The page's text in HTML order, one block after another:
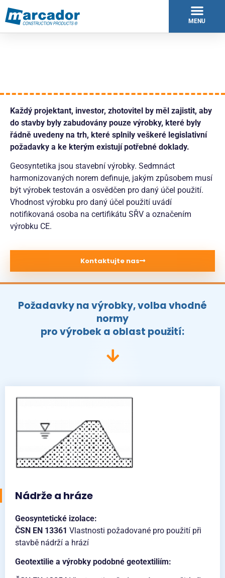
MENU
Každý projektant, investor, zhotovitel by měl zajistit, aby
do stavby byly zabudovány pouze výrobky, které byly
řádně uvedeny na trh, které splnily veškeré legislativní
požadavky a ke kterým existují potřebné doklady.
Geosyntetika jsou stavební výrobky. Sedmnáct
harmonizovaných norem definuje, jakým způsobem musí
být výrobek testován a osvědčen pro daný účel použití.
Vhodnost výrobku pro daný účel použití uvádí
notifikovaná osoba na certifikátu SŘV a označením
výrobku CE.
Kontaktujte nas
Požadavky na výrobky, volba vhodné
normy
pro výrobek a oblast použití:
Nádrže a hráze
Geosyntetické izolace:
ČSN EN 13361 Vlastnosti požadované pro použití při
stavbě nádrží a hrází
Geotextilie a výrobky podobné geotextiliím: